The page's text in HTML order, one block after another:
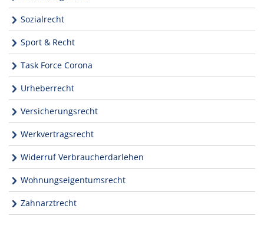
Sozialrecht
Sport & Recht
Task Force Corona
Urheberrecht
Versicherungsrecht
Werkvertragsrecht
Widerruf Verbraucherdarlehen
Wohnungseigentumsrecht
Zahnarztrecht